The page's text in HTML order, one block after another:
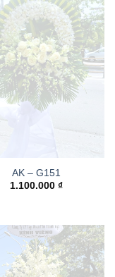
AK – G151
1.100.000 ₫